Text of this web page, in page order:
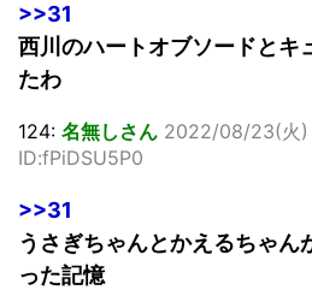
>>31
西川のハートオブソードとキ
たわ
124: 名無しさん 2022/08/23(火)
ID:fPiDSU5P0
>>31
うさぎちゃんとかえるちゃん
った記憶